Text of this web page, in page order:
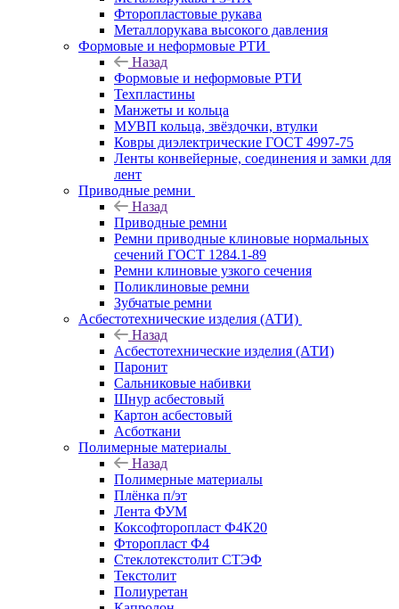
Фторопластовые рукава
Металлорукава высокого давления
Формовые и неформовые РТИ
Назад
Формовые и неформовые РТИ
Техпластины
Манжеты и кольца
МУВП кольца, звёздочки, втулки
Ковры диэлектрические ГОСТ 4997-75
Ленты конвейерные, соединения и замки для
лент
Приводные ремни
Назад
Приводные ремни
Ремни приводные клиновые нормальных
сечений ГОСТ 1284.1-89
Ремни клиновые узкого сечения
Поликлиновые ремни
Зубчатые ремни
Асбестотехнические изделия (АТИ)
Назад
Асбестотехнические изделия (АТИ)
Паронит
Сальниковые набивки
Шнур асбестовый
Картон асбестовый
Асботкани
Полимерные материалы
Назад
Полимерные материалы
Плёнка п/эт
Лента ФУМ
Коксофторопласт Ф4К20
Фторопласт Ф4
Стеклотекстолит СТЭФ
Текстолит
Полиуретан